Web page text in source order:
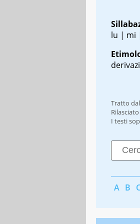
lu | mi
Tratto
I testi
A B